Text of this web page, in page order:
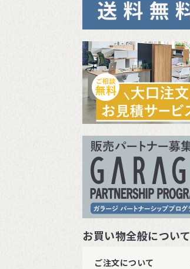
お買い物全般について
ご注文について